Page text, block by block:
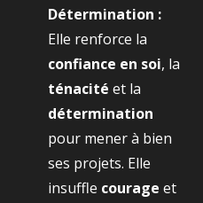
Détermination :
Elle renforce la
confiance en soi, la
ténacité et la
détermination
pour mener à bien
ses projets. Elle
insuffle courage et